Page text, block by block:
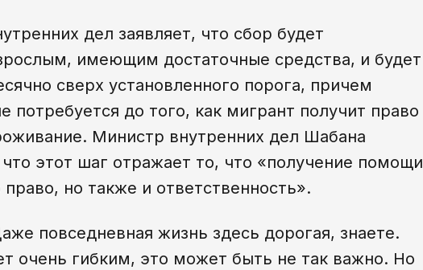
дел заявляет, что сбор будет
имеющим достаточные средства, и будет
сверх установленного порога, причем
потребуется до того, как мигрант получит право
Министр внутренних дел Шабана
этот шаг отражает то, что «получение помощи
но также и ответственность».
повседневная жизнь здесь дорогая, знаете.
очень гибким, это может быть не так важно. Но